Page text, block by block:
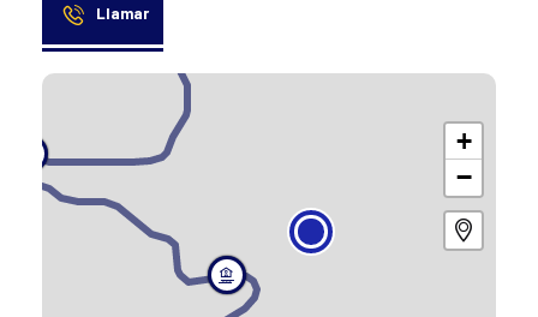
Llamar
+
−